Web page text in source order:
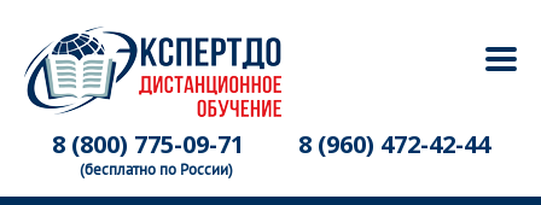
8 (800) 775-09-71
(бесплатно по России)
8 (960) 472-42-44